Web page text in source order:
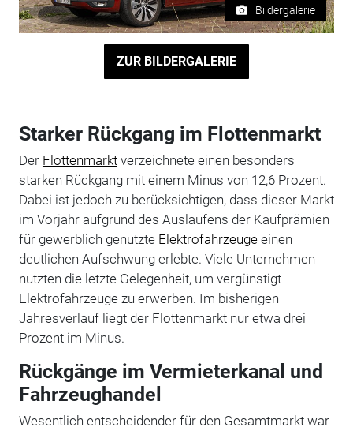
Bildergalerie
ZUR BILDERGALERIE
Starker Rückgang im Flottenmarkt
Der Flottenmarktverzeichnete einen besonders
starken Rückgang mit einem Minus von 12,6 Prozent.
Dabei ist jedoch zu berücksichtigen, dass dieser Markt
im Vorjahr aufgrund des Auslaufens der Kaufprämien
für gewerblich genutzte Elektrofahrzeugeeinen
deutlichen Aufschwung erlebte. Viele Unternehmen
nutzten die letzte Gelegenheit, um vergünstigt
Elektrofahrzeuge zu erwerben. Im bisherigen
Jahresverlauf liegt der Flottenmarkt nur etwa drei
Prozent im Minus.
Rückgänge im Vermieterkanal und
Fahrzeughandel
Wesentlich entscheidender für den Gesamtmarkt war